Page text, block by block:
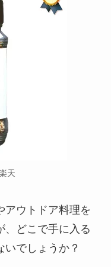
天
アウトドア料理を
、どこで手に入る
でしょうか？